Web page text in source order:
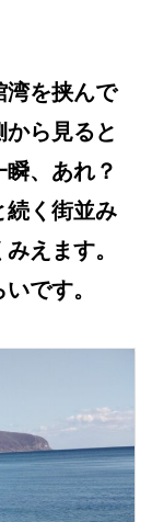
湾を挟んで
ら見ると
、あれ？
続く街並み
えます。
です。